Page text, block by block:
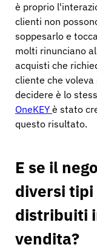
è proprio
clienti non
soppesarlo e
molti rinunciano
acquisti che
cliente che
decidere è lo
OneKEY è stato
questo risultato.
E se il
diversi
distribuiti
vendita?